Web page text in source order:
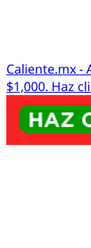
Caliente.mx -
$1,000. Haz